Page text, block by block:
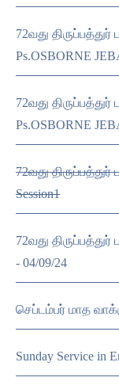
72வது திருப்பத்துர்
Ps.OSBORNE
72வது திருப்பத்துர்
Ps.OSBORNE
72வது திருப்பத்துர்
Session1
72வது
- 04/09/24
செப்டம்பர் மாத
Sunday Service in